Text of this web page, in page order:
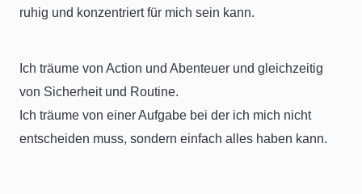
ruhig und konzentriert für mich sein kann.
Ich träume von Action und Abenteuer und gleichzeitig
von Sicherheit und Routine.
Ich träume von einer Aufgabe bei der ich mich nicht
entscheiden muss, sondern einfach alles haben kann.